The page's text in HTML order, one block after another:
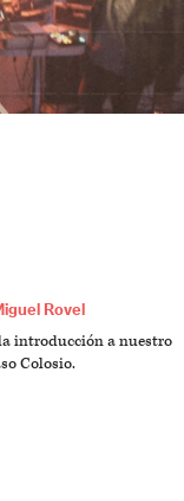
Rovel
introducción a nuestro
Colosio.